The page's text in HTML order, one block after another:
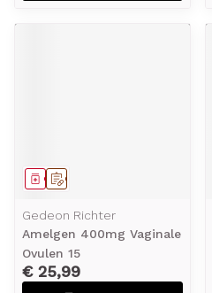
Op voorschrift
Geneesmiddel
Gedeon Richter
Amelgen 400mg Vaginale
Ovulen 15
€ 25,99